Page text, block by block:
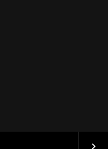
keyboard_arrow_right